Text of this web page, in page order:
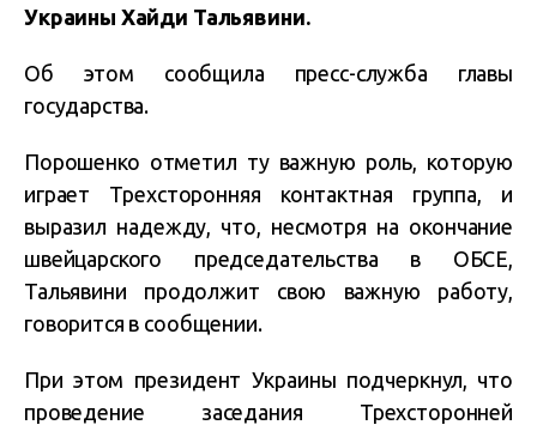
Украины Хайди Тальявини.
Об этом сообщила пресс-служба главы
государства.
Порошенко отметил ту важную роль, которую
играет Трехсторонняя контактная группа, и
выразил надежду, что, несмотря на окончание
швейцарского председательства в ОБСЕ,
Тальявини продолжит свою важную работу,
говорится в сообщении.
При этом президент Украины подчеркнул, что
проведение заседания Трехсторонней